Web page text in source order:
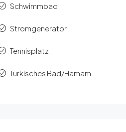
Schwimmbad
Stromgenerator
Tennisplatz
Türkisches Bad/Hamam